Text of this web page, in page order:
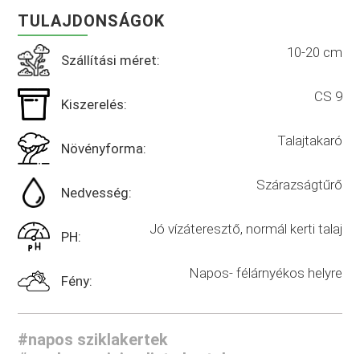
TULAJDONSÁGOK
Szállítási méret: 10-20 cm
Kiszerelés: CS 9
Növényforma: Talajtakaró
Nedvesség: Szárazságtűrő
PH: Jó vízáteresztő, normál kerti talaj
Fény: Napos- félárnyékos helyre
#napos sziklakertek